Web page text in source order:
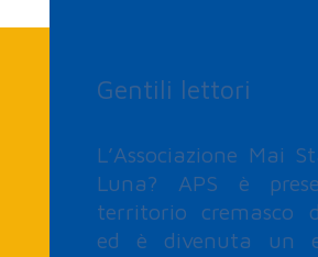
Gentili lettori
L’Associazione Mai
Luna? APS è
territorio cremasco
ed è divenuta un